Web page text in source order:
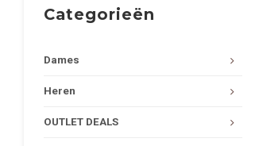
Categorieën
Dames
Heren
OUTLET DEALS